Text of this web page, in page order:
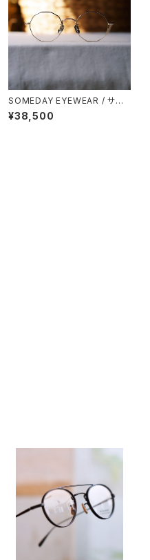
SOMEDAY EYEWEAR / サム
デー メタル多角形 鯖江製
¥38,500